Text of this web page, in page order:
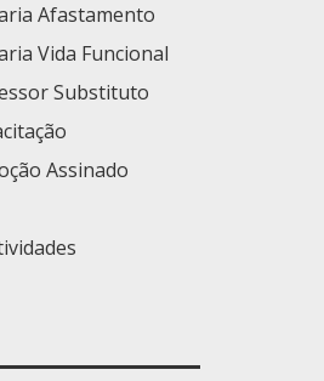
Afastamento
Vida Funcional
Substituto
Assinado